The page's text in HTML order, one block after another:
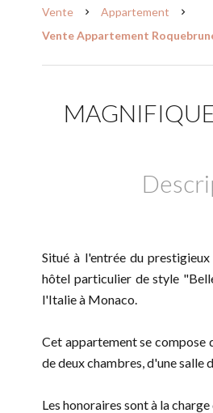
Vente
Appartement
Vente Appartement
Situé à l'entrée du
hôtel particulier de style
l'Italie à Monaco.
Cet appartement se compose
de deux chambres, d'une salle
Les honoraires sont à la